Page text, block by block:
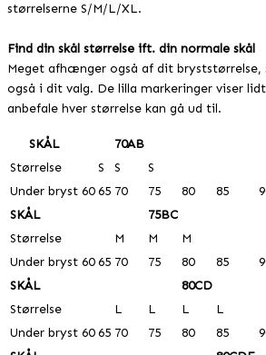
størrelserne S/M/L/XL.
Find din skål størrelse ift. din normale skål
Meget afhænger også af dit
også i dit valg. De lilla markeringer viser
anbefale hver størrelse kan gå ud til.
SKÅL
70AB
Størrelse
S S
S
Under bryst 60 65 70 75 80 85
SKÅL
75BC
Størrelse
M M
M
Under bryst 60 65 70 75 80 85
SKÅL
80CD
Størrelse
L L L
L
Under bryst 60 65 70 75 80 85